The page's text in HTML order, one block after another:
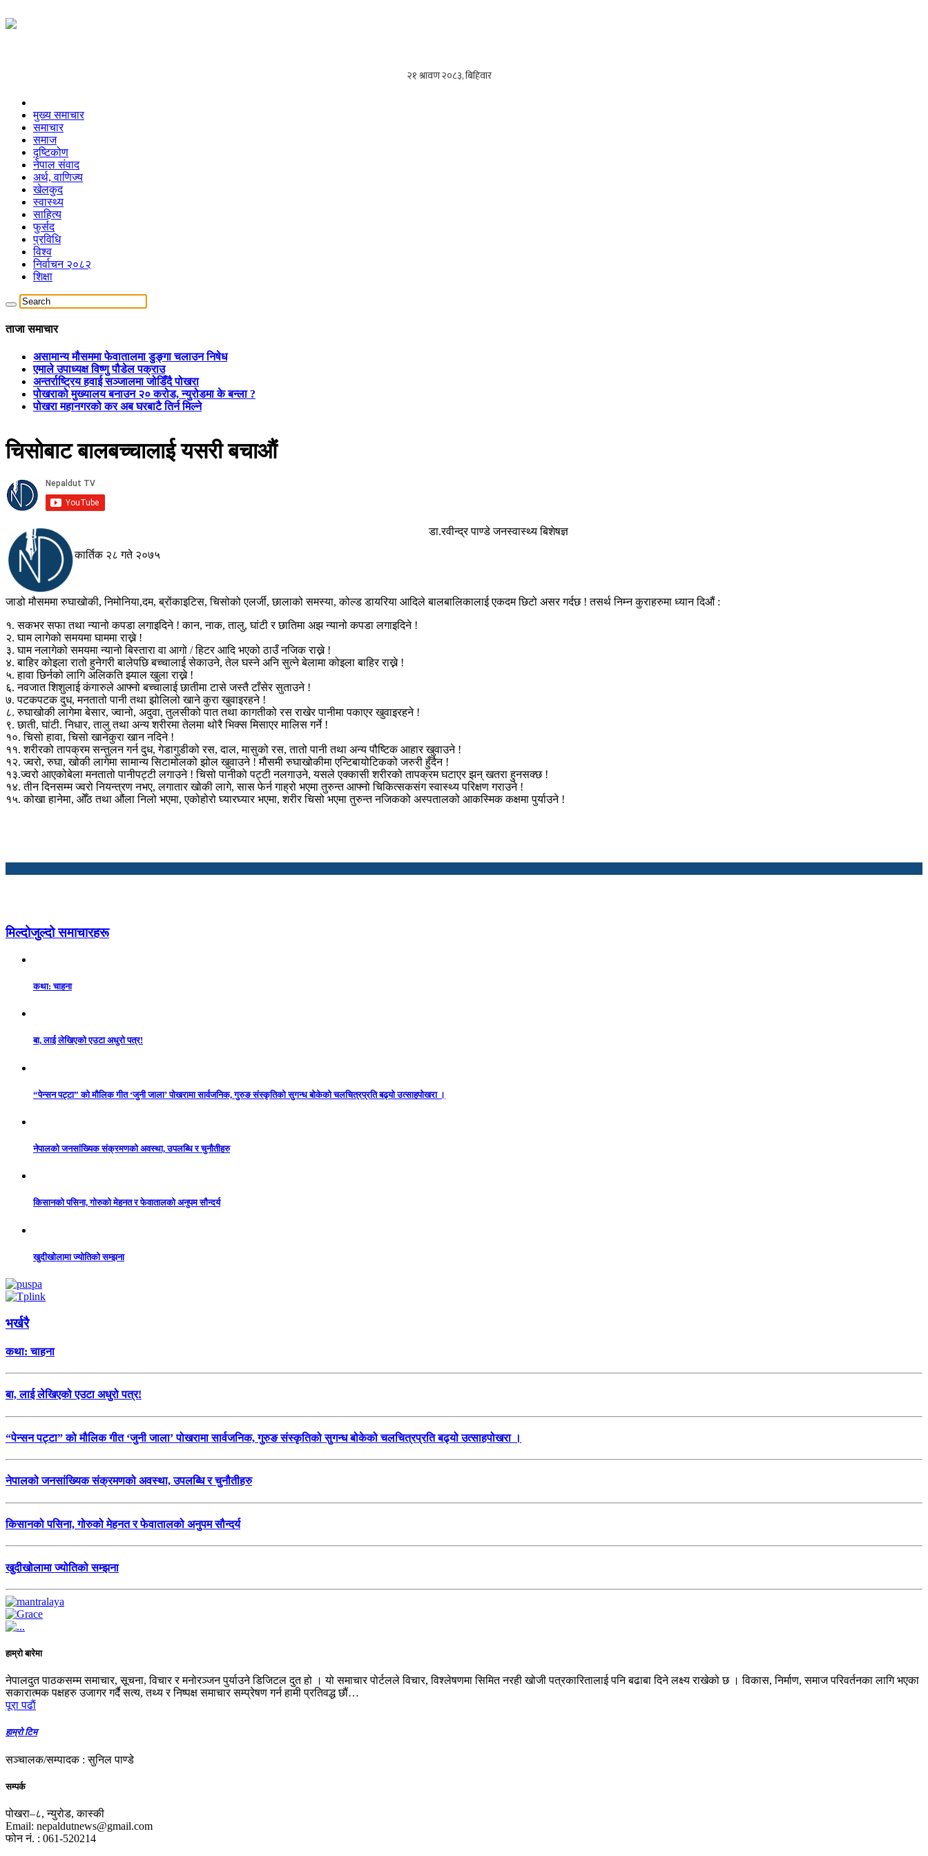
मुख्य समाचार
समाचार
समाज
दृष्टिकोण
नेपाल संवाद
अर्थ, वाणिज्य
खेलकुद
स्वास्थ्य
साहित्य
फुर्सद
प्रविधि
विश्व
निर्वाचन २०८२
शिक्षा
ताजा समाचार
असामान्य मौसममा फेवातालमा डुङ्गा चलाउन निषेध
एमाले उपाध्यक्ष विष्णु पौडेल पक्राउ
अन्तर्राष्ट्रिय हवाई सञ्जालमा जोडिँदै पोखरा
पोखराको मुख्यालय बनाउन २० करोड, न्युरोडमा के बन्ला ?
पोखरा महानगरको कर अब घरबाटै तिर्न मिल्ने
चिसोबाट बालबच्चालाई यसरी बचाऔं
डा.रवीन्द्र पाण्डे जनस्वास्थ्य बिशेषज्ञ
कार्तिक २८ गते २०७५
जाडो मौसममा रुघाखोकी, निमोनिया,दम, ब्रोंकाइटिस, चिसोको एलर्जी, छालाको समस्या, कोल्ड डायरिया आदिले बालबालिकालाई एकदम छिटो असर गर्दछ ! तसर्थ निम्न कुराहरुमा ध्यान दिऔं :
१. सकभर सफा तथा न्यानो कपडा लगाइदिने ! कान, नाक, तालु, घांटी र छातिमा अझ न्यानो कपडा लगाइदिने !
२. घाम लागेको समयमा घाममा राख्ने !
३. घाम नलागेको समयमा न्यानो बिस्तारा वा आगो / हिटर आदि भएको ठाउँ नजिक राख्ने !
४. बाहिर कोइला रातो हुनेगरी बालेपछि बच्चालाई सेकाउने, तेल घस्ने अनि सुत्ने बेलामा कोइला बाहिर राख्ने !
५. हावा छिर्नको लागि अलिकति झ्याल खुला राख्ने !
६. नवजात शिशुलाई कंगारुले आफ्नो बच्चालाई छातीमा टासे जस्तै टाँसेर सुताउने !
७. पटकपटक दुध, मनतातो पानी तथा झोलिलो खाने कुरा खुवाइरहने !
८. रुघाखोकी लागेमा बेसार, ज्वानो, अदुवा, तुलसीको पात तथा कागतीको रस राखेर पानीमा पकाएर खुवाइरहने !
९. छाती, घांटी. निधार, तालु तथा अन्य शरीरमा तेलमा थोरै भिक्स मिसाएर मालिस गर्ने !
१०. चिसो हावा, चिसो खानेकुरा खान नदिने !
११. शरीरको तापक्रम सन्तुलन गर्न दुध, गेडागुडीको रस, दाल, मासुको रस, तातो पानी तथा अन्य पौष्टिक आहार खुवाउने !
१२. ज्वरो, रुघा, खोकी लागेमा सामान्य सिटामोलको झोल खुवाउने ! मौसमी रुघाखोकीमा एन्टिबायोटिकको जरुरी हुँदैन !
१३.ज्वरो आएकोबेला मनतातो पानीपट्टी लगाउने ! चिसो पानीको पट्टी नलगाउने, यसले एक्कासी शरीरको तापक्रम घटाएर झन् खतरा हुनसक्छ !
१४. तीन दिनसम्म ज्वरो नियन्त्रण नभए, लगातार खोकी लागे, सास फेर्न गाह्रो भएमा तुरुन्त आफ्नो चिकित्सकसंग स्वास्थ्य परिक्षण गराउने !
१५. कोखा हानेमा, ओँठ तथा औंला निलो भएमा, एकोहोरो घ्यारघ्यार भएमा, शरीर चिसो भएमा तुरुन्त नजिकको अस्पतालको आकस्मिक कक्षमा पुर्याउने !
मिल्दोजुल्दो समाचारहरू
कथा: चाहना
बा, लाई लेखिएको एउटा अधुरो पत्र!
“पेन्सन पट्टा” को मौलिक गीत ‘जुनी जाला’ पोखरामा सार्वजनिक, गुरुङ संस्कृतिको सुगन्ध बोकेको चलचित्रप्रति बढ्यो उत्साहपोखरा ।
नेपालको जनसांख्यिक संक्रमणको अवस्था, उपलब्धि र चुनौतीहरु
किसानको पसिना, गोरुको मेहनत र फेवातालको अनुपम सौन्दर्य
खुदीखोलामा ज्योतिको सम्झना
भर्खरै
कथा: चाहना
बा, लाई लेखिएको एउटा अधुरो पत्र!
“पेन्सन पट्टा” को मौलिक गीत ‘जुनी जाला’ पोखरामा सार्वजनिक, गुरुङ संस्कृतिको सुगन्ध बोकेको चलचित्रप्रति बढ्यो उत्साहपोखरा ।
नेपालको जनसांख्यिक संक्रमणको अवस्था, उपलब्धि र चुनौतीहरु
किसानको पसिना, गोरुको मेहनत र फेवातालको अनुपम सौन्दर्य
खुदीखोलामा ज्योतिको सम्झना
हाम्रो बारेमा
नेपालदुत पाठकसम्म समाचार, सूचना, विचार र मनोरञ्जन पुर्याउने डिजिटल दुत हो । यो समाचार पोर्टलले विचार, विश्लेषणमा सिमित नरही खोजी पत्रकारितालाई पनि बढाबा दिने लक्ष्य राखेको छ । विकास, निर्माण, समाज परिवर्तनका लागि भएका
सकारात्मक पक्षहरु उजागर गर्दै सत्य, तथ्य र निष्पक्ष समाचार सम्प्रेषण गर्न हामी प्रतिवद्ध छौं…
पूरा पढाैं
हाम्रो टिम
सञ्चालक/सम्पादक : सुनिल पाण्डे
सम्पर्क
पोखरा–८, न्युरोड, कास्की
Email: nepaldutnews@gmail.com
फोन नं. : 061-520214